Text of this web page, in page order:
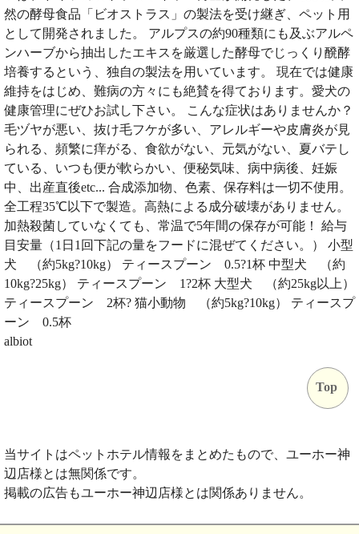
然の酵母食品「ビオストラス」の製法を受け継ぎ、ペット用
として開発されました。 アルプスの約90種類にも及ぶアルペ
ンハーブから抽出したエキスを厳選した酵母でじっくり醗酵
培養するという、独自の製法を用いています。 現在では健康
維持をはじめ、難病の方々にも絶賛を得ております。愛犬の
健康管理にぜひお試し下さい。 こんな症状はありませんか？
毛ヅヤが悪い、抜け毛フケが多い、アレルギーや皮膚炎が見
られる、頻繁に痒がる、食欲がない、元気がない、夏バテし
ている、いつも便が軟らかい、便秘気味、病中病後、妊娠
中、出産直後etc... 合成添加物、色素、保存料は一切不使用。
全工程35℃以下で製造。高熱による成分破壊がありません。
加熱殺菌していなくても、常温で5年間の保存が可能！ 給与
目安量（1日1回下記の量をフードに混ぜてください。） 小型
犬 （約5kg?10kg） ティースプーン 0.5?1杯 中型犬 （約
10kg?25kg） ティースプーン 1?2杯 大型犬 （約25kg以上）
ティースプーン 2杯? 猫小動物 （約5kg?10kg） ティースプ
ーン 0.5杯
albiot
Top
当サイトはペットホテル情報をまとめたもので、ユーホー神
辺店様とは無関係です。
掲載の広告もユーホー神辺店様とは関係ありません。